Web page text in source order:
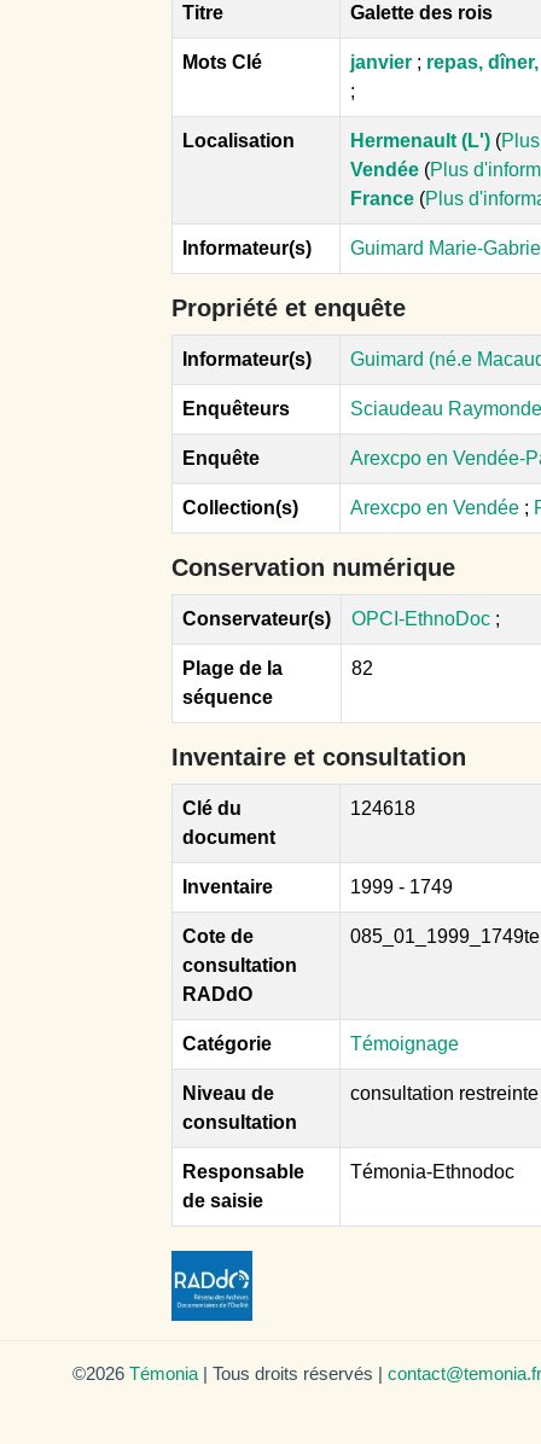
Titre Galette des rois
Mots Clé janvier ; repas,
;
Localisation Hermenault (L') (
Vendée (Plus
France (Plus
Informateur(s) Guimard Marie-
Propriété et enquête
Informateur(s) Guimard (né.e
Enquêteurs Sciaudeau Raymonde
Enquête Arexcpo en Vendée-
Collection(s) Arexcpo en Vendée ;
Conservation numérique
Conservateur(s) OPCI-EthnoDoc ;
Plage de la
séquence
82
Inventaire et consultation
Clé du
document
124618
Inventaire 1999 - 1749
Cote de
consultation
RADdO
085_01_1999_1749te
Catégorie Témoignage
Niveau de
consultation
consultation restreinte
Responsable
de saisie
Témonia-Ethnodoc
©2026 Témonia | Tous droits réservés | contact@temonia.fr